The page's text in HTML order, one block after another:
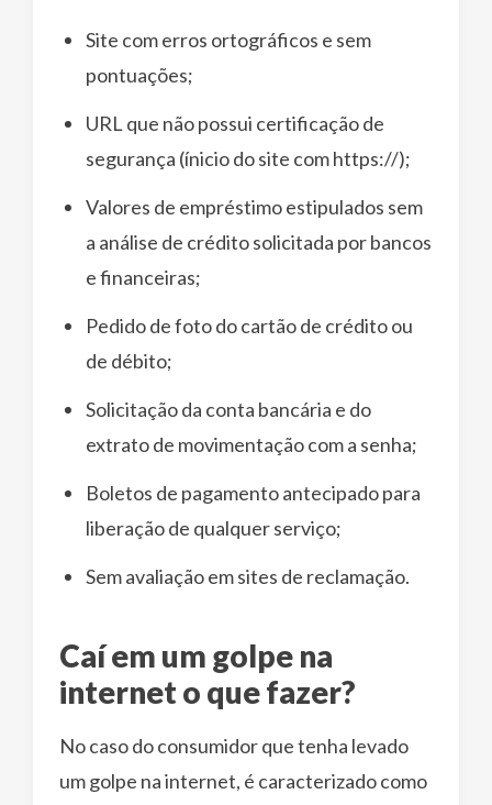
Site com erros ortográficos e sem
pontuações;
URL que não possui certificação de
segurança (ínicio do site com https://);
Valores de empréstimo estipulados sem
a análise de crédito solicitada por bancos
e financeiras;
Pedido de foto do cartão de crédito ou
de débito;
Solicitação da conta bancária e do
extrato de movimentação com a senha;
Boletos de pagamento antecipado para
liberação de qualquer serviço;
Sem avaliação em sites de reclamação.
Caí em um golpe na
internet o que fazer?
No caso do consumidor que tenha levado
um golpe na internet, é caracterizado como